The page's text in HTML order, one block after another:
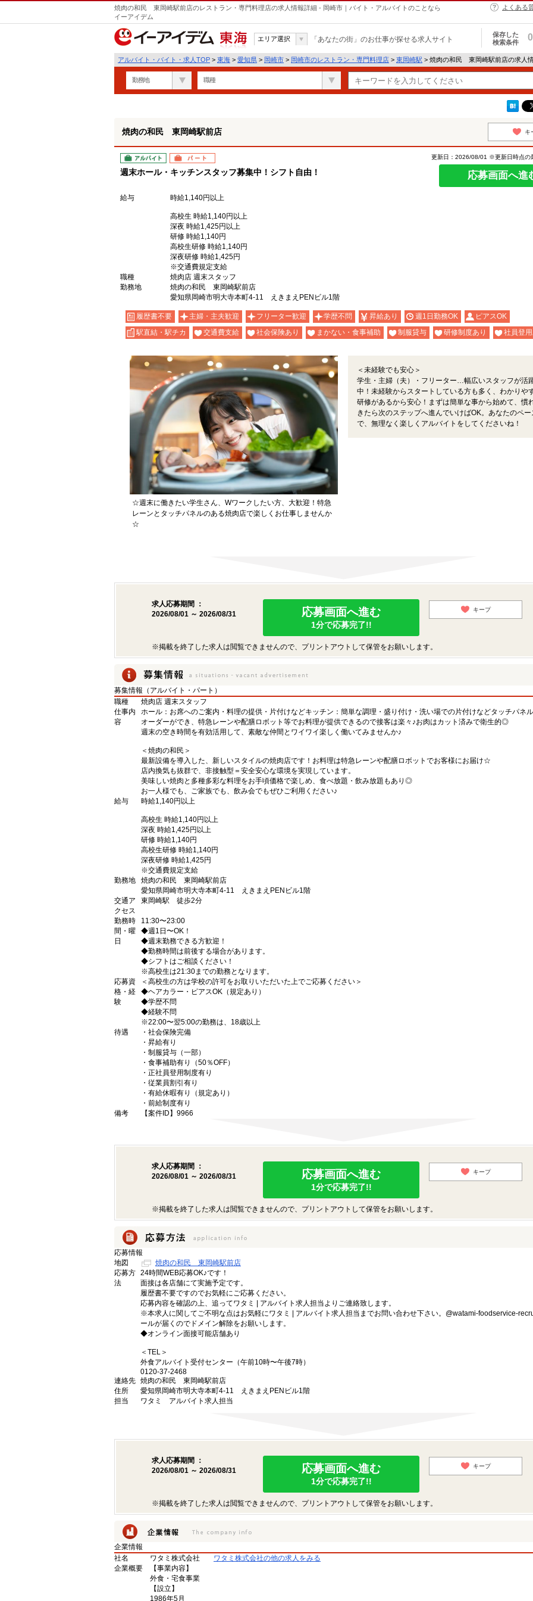
焼肉の和民 東岡崎駅前店のレストラン・専門料理店の求人情報詳細 - 岡崎市｜バイト・アルバイトのことなら
イーアイデム
よくある
東海
エリア選択 「あなたの街」のお仕事が探せる求人サイト
保存した
検索条件
0
アルバイト・バイト・求人TOP > 東海 > 愛知県 > 岡崎市 > 岡崎市のレストラン・専門料理店 > 東岡崎駅 > 焼肉の和民 東岡崎駅前店の求人
勤務地 職種
焼肉の和民 東岡崎駅前店 キ
アルバイト パート
週末ホール・キッチンスタッフ募集中！シフト自由！
更新日：2026/08/01 ※更新日時点の
応募画面へ進
給与 時給1,140円以上
高校生 時給1,140円以上
深夜 時給1,425円以上
研修 時給1,140円
高校生研修 時給1,140円
深夜研修 時給1,425円
※交通費規定支給
職種
焼肉店 週末スタッフ
勤務地
焼肉の和民 東岡崎駅前店
愛知県岡崎市明大寺本町4-11 えきまえPENビル1階
履歴書不要 主婦・主夫歓迎 フリーター歓迎 学歴不問 昇給あり 週1日勤務OK
ピアスOK
駅直結・駅チカ
交通費支給 社会保険あり まかない・食事補助 制服貸与 研修制度あり 社員登用
☆週末に働きたい学生さん、Wワークしたい方、大歓迎！特急
レーンとタッチパネルのある焼肉店で楽しくお仕事しませんか
☆
＜未経験でも安心＞
学生・主婦（夫）・フリーター…幅広いスタッフが活
中！未経験からスタートしている方も多く、わかりや
研修があるから安心！まずは簡単な事から始めて、慣
きたら次のステップへ進んでいけばOK。あなたのペー
で、無理なく楽しくアルバイトをしてくださいね！
求人応募期間 ：
2026/08/01 ～ 2026/08/31
応募画面へ進む
1分で応募完了!!
キープ
※掲載を終了した求人は閲覧できませんので、プリントアウトして保管をお願いします。
募集情報（アルバイト・パート）
職種
焼肉店 週末スタッフ
仕事内
容
ホール：お席へのご案内・料理の提供・片付けなどキッチン：簡単な調理・盛り付け・洗い場での片付けなどタッチパネ
オーダーができ、特急レーンや配膳ロボット等でお料理が提供できるので接客は楽々♪お肉はカット済みで衛生的◎
週末の空き時間を有効活用して、素敵な仲間とワイワイ楽しく働いてみませんか♪
＜焼肉の和民＞
最新設備を導入した、新しいスタイルの焼肉店です！お料理は特急レーンや配膳ロボットでお客様にお届け☆
店内換気も抜群で、非接触型＝安全安心な環境を実現しています。
美味しい焼肉と多種多彩な料理をお手頃価格で楽しめ、食べ放題・飲み放題もあり◎
お一人様でも、ご家族でも、飲み会でもぜひご利用ください♪
給与
時給1,140円以上
高校生 時給1,140円以上
深夜 時給1,425円以上
研修 時給1,140円
高校生研修 時給1,140円
深夜研修 時給1,425円
※交通費規定支給
勤務地
焼肉の和民 東岡崎駅前店
愛知県岡崎市明大寺本町4-11 えきまえPENビル1階
交通ア
クセス
東岡崎駅 徒歩2分
勤務時
間・曜
日
11:30〜23:00
◆週1日〜OK！
◆週末勤務できる方歓迎！
◆勤務時間は前後する場合があります。
◆シフトはご相談ください！
※高校生は21:30までの勤務となります。
応募資
格・経
験
＜高校生の方は学校の許可をお取りいただいた上でご応募ください＞
◆ヘアカラー・ピアスOK（規定あり）
◆学歴不問
◆経験不問
※22:00〜翌5:00の勤務は、18歳以上
待遇
・社会保険完備
・昇給有り
・制服貸与（一部）
・食事補助有り（50％OFF）
・正社員登用制度有り
・従業員割引有り
・有給休暇有り（規定あり）
・前給制度有り
備考
【案件ID】9966
求人応募期間 ：
2026/08/01 ～ 2026/08/31
応募画面へ進む
1分で応募完了!!
キープ
※掲載を終了した求人は閲覧できませんので、プリントアウトして保管をお願いします。
応募情報
地図
焼肉の和民 東岡崎駅前店
応募方
法
24時間WEB応募OK♪です！
面接は各店舗にて実施予定です。
履歴書不要ですのでお気軽にご応募ください。
応募内容を確認の上、追ってワタミ | アルバイト求人担当よりご連絡致します。
※本求人に関してご不明な点はお気軽にワタミ | アルバイト求人担当までお問い合わせ下さい。@watami-foodservice-
ールが届くのでドメイン解除をお願いします。
◆オンライン面接可能店舗あり
＜TEL＞
外食アルバイト受付センター（午前10時〜午後7時）
0120-37-2468
連絡先
住所
焼肉の和民 東岡崎駅前店
愛知県岡崎市明大寺本町4-11 えきまえPENビル1階
担当
ワタミ アルバイト求人担当
求人応募期間 ：
2026/08/01 ～ 2026/08/31
応募画面へ進む
1分で応募完了!!
キープ
※掲載を終了した求人は閲覧できませんので、プリントアウトして保管をお願いします。
企業情報
社名
ワタミ株式会社
ワタミ株式会社の他の求人をみる
企業概要
【事業内容】
外食・宅食事業
【設立】
1986年5月